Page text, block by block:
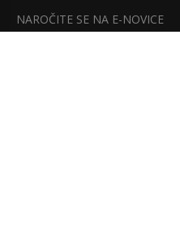
NAROČITE SE NA E-NOVICE